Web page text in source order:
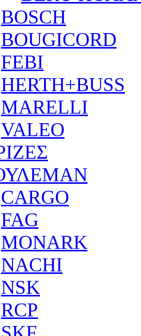
BOSCH
BOUGICORD
FEBI
HERTH+BUSS
MARELLI
VALEO
CARGO
FAG
MONARK
NACHI
NSK
RCP